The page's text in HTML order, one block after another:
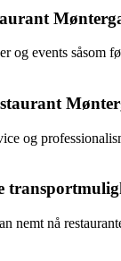
events
og
nemt nå